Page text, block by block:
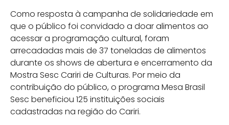
Como resposta à campanha de solidariedade em
que o público foi convidado a doar alimentos ao
acessar a programação cultural, foram
arrecadadas mais de 37 toneladas de alimentos
durante os shows de abertura e encerramento da
Mostra Sesc Cariri de Culturas. Por meio da
contribuição do público, o programa Mesa Brasil
Sesc beneficiou 125 instituições sociais
cadastradas na região do Cariri.